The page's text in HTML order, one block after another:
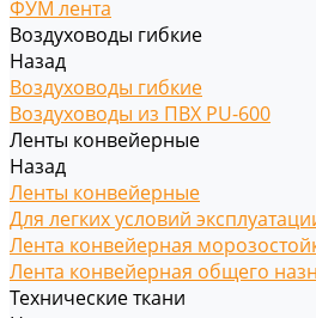
ФУМ лента
Воздуховоды гибкие
Назад
Воздуховоды гибкие
Воздуховоды из ПВХ PU-600
Ленты конвейерные
Назад
Ленты конвейерные
Для легких условий
Лента конвейерная
Лента конвейерная общего
Технические ткани